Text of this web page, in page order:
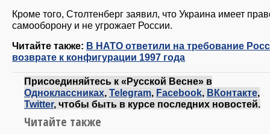
Кроме того, Столтенберг заявил, что Украина имеет
самооборону и не угрожает России.
Читайте также: В НАТО ответили на требование
возврате к конфигурации 1997 года
Присоединяйтесь к «Русской Весне» в
Одноклассниках, Telegram, Facebook, ВКонтакте,
Twitter, чтобы быть в курсе последних новостей.
Читайте также